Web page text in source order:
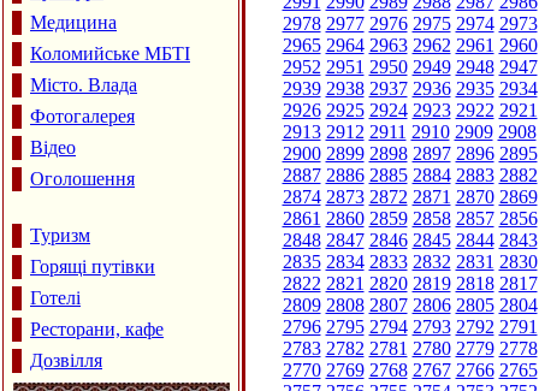
Медицина
Коломийське МБТІ
Місто. Влада
Фотогалерея
Відео
Оголошення
Туризм
Горящі путівки
Готелі
Ресторани, кафе
Дозвілля
2978 2977 2976 2975 2974 2973
2965 2964 2963 2962 2961 2960
2952 2951 2950 2949 2948 2947
2939 2938 2937 2936 2935 2934
2926 2925 2924 2923 2922 2921
2913 2912 2911 2910 2909 2908
2900 2899 2898 2897 2896 2895
2887 2886 2885 2884 2883 2882
2874 2873 2872 2871 2870 2869
2861 2860 2859 2858 2857 2856
2848 2847 2846 2845 2844 2843
2835 2834 2833 2832 2831 2830
2822 2821 2820 2819 2818 2817
2809 2808 2807 2806 2805 2804
2796 2795 2794 2793 2792 2791
2783 2782 2781 2780 2779 2778
2770 2769 2768 2767 2766 2765